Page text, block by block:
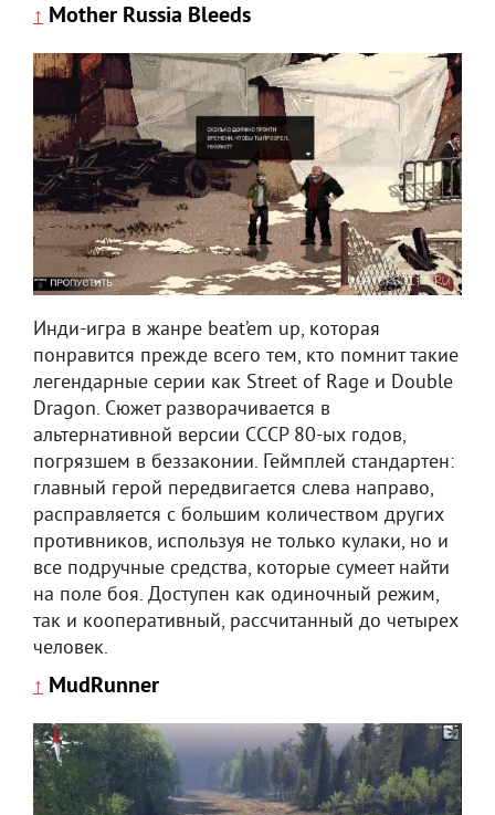
↑ Mother Russia Bleeds
Инди-игра в жанре beat’em up, которая
понравится прежде всего тем, кто помнит такие
легендарные серии как Street of Rage и Double
Dragon. Сюжет разворачивается в
альтернативной версии СССР 80-ых годов,
погрязшем в беззаконии. Геймплей стандартен:
главный герой передвигается слева направо,
расправляется с большим количеством других
противников, используя не только кулаки, но и
все подручные средства, которые сумеет найти
на поле боя. Доступен как одиночный режим,
так и кооперативный, рассчитанный до четырех
человек.
↑ MudRunner